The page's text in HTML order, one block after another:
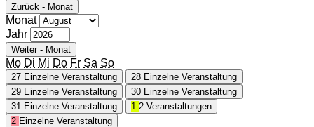
Zurück - Monat
Monat
Jahr
Weiter - Monat
Mo Di Mi Do Fr Sa So
27 Einzelne Veranstaltung 28 Einzelne Veranstaltung
29 Einzelne Veranstaltung 30 Einzelne Veranstaltung
31 Einzelne Veranstaltung 1 2 Veranstaltungen
2 Einzelne Veranstaltung